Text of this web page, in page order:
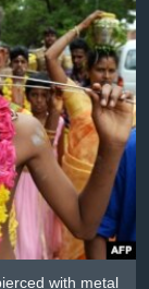
with metal